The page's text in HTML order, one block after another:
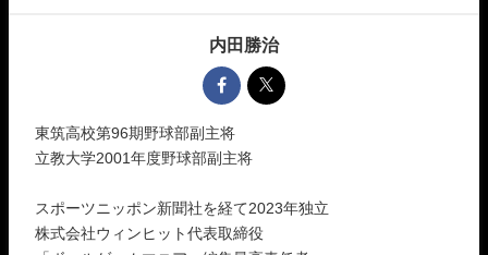
内田勝治
東筑高校第96期野球部副主将
立教大学2001年度野球部副主将
スポーツニッポン新聞社を経て2023年独立
株式会社ウィンヒット代表取締役